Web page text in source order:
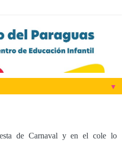
▼
de Carnaval y en el cole lo